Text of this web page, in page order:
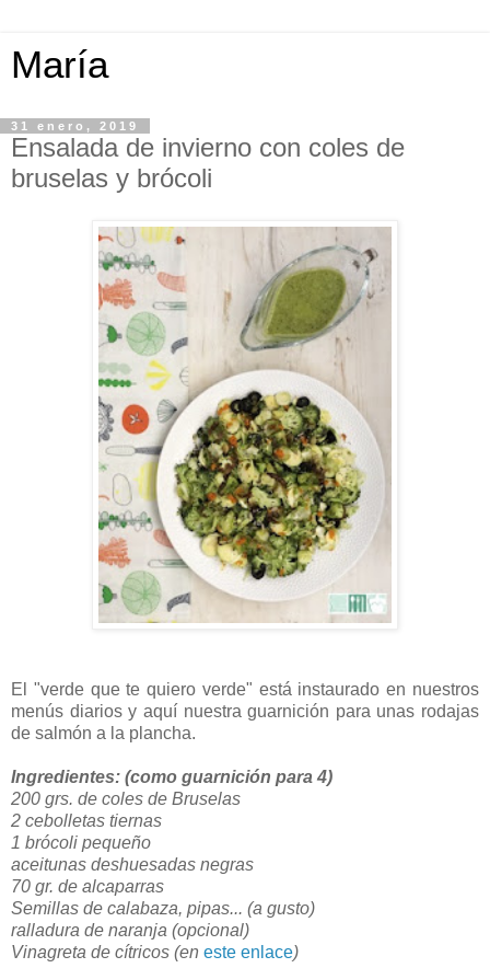
María
31 enero, 2019
Ensalada de invierno con coles de
bruselas y brócoli
El "verde que te quiero verde" está instaurado en nuestros
menús diarios y aquí nuestra guarnición para unas rodajas
de salmón a la plancha.
Ingredientes: (como guarnición para 4)
200 grs. de coles de Bruselas
2 cebolletas tiernas
1 brócoli pequeño
aceitunas deshuesadas negras
70 gr. de alcaparras
Semillas de calabaza, pipas... (a gusto)
ralladura de naranja (opcional)
Vinagreta de cítricos (en este enlace)